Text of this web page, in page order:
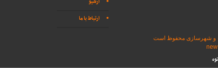
ارتباط با ما
و شهرسازی محفوظ است